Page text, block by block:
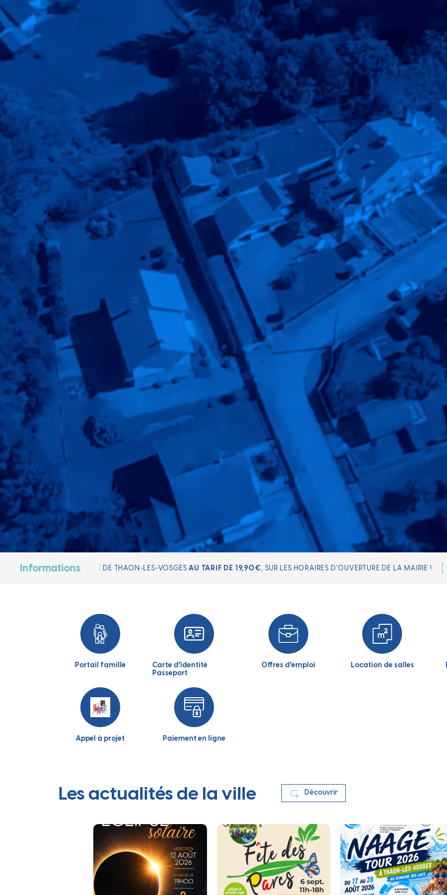
Informations
DE 19,90€, SUR LES HORAIRES D'OUVERTURE DE LA MAIRIE ! LA BD DE LA VILLE EST EN VENTE À L'ACCUEIL DE LA
Portail famille
Carte d'identité
Passeport
Offres d'emploi Location de salles
Appel à projet Paiement en ligne
Les actualités de la ville Découvrir